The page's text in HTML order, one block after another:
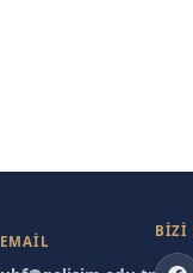
EMAIL
BİZİ